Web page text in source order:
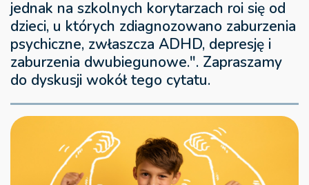
jednak na szkolnych korytarzach roi się od
dzieci, u których zdiagnozowano zaburzenia
psychiczne, zwłaszcza ADHD, depresję i
zaburzenia dwubiegunowe.". Zapraszamy
do dyskusji wokół tego cytatu.